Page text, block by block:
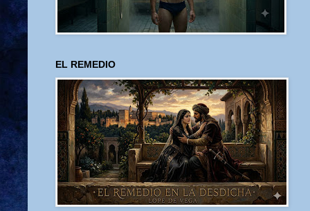
EL REMEDIO